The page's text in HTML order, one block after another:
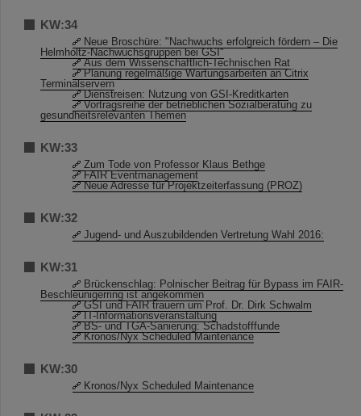
KW:34
Neue Broschüre: "Nachwuchs erfolgreich fördern – Die
Helmholtz-Nachwuchsgruppen bei GSI"
Aus dem Wissenschaftlich-Technischen Rat
Planung regelmäßige Wartungsarbeiten an Citrix
Terminalservern
Dienstreisen: Nutzung von GSI-Kreditkarten
Vortragsreihe der betrieblichen Sozialberatung zu
gesundheitsrelevanten Themen
KW:33
Zum Tode von Professor Klaus Bethge
FAIR Eventmanagement
Neue Adresse für Projektzeiterfassung (PROZ)
KW:32
Jugend- und Auszubildenden Vertretung Wahl 2016:
KW:31
Brückenschlag: Polnischer Beitrag für Bypass im FAIR-
Beschleunigerring ist angekommen
GSI und FAIR trauern um Prof. Dr. Dirk Schwalm
IT-Informationsveranstaltung
BS- und TGA-Sanierung: Schadstofffunde
Kronos/Nyx Scheduled Maintenance
KW:30
Kronos/Nyx Scheduled Maintenance